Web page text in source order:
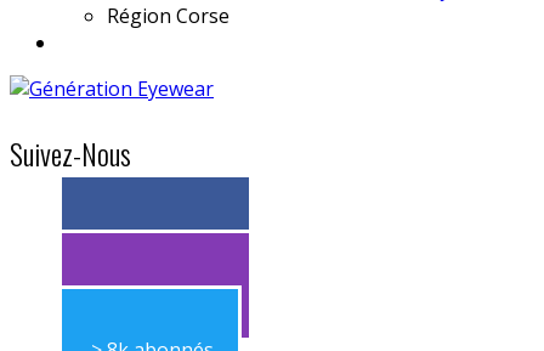
Région Corse
Suivez-Nous
> 11k abonnés
> 11k abonnés